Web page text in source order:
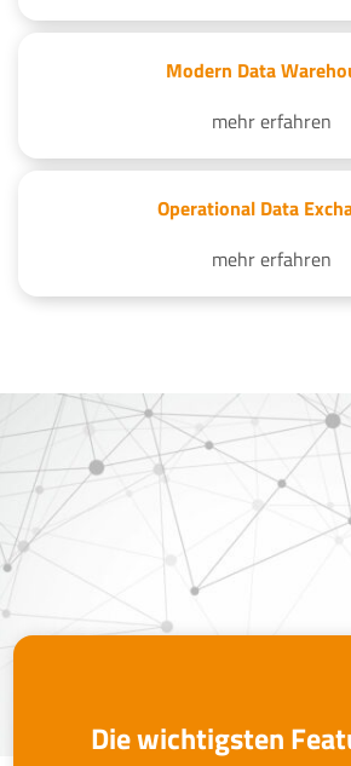
Modern Data
mehr erfahren
Operational Data
mehr erfahren
Die wichtigsten